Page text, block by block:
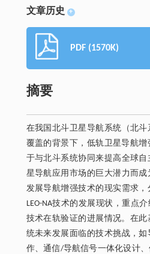
文章历史 +
PDF (1570K)
摘要
在我国北斗卫星导航系统（北
覆盖的背景下，低轨卫星导航增
于与北斗系统协同来提高全球
星导航应用市场的巨大潜力而成
发展导航增强技术的现实需求
LEO-NA技术的发展现状，重点
技术在轨验证的进展情况。在此
统未来发展面临的技术挑战，
作、通信/导航信号一体化设计